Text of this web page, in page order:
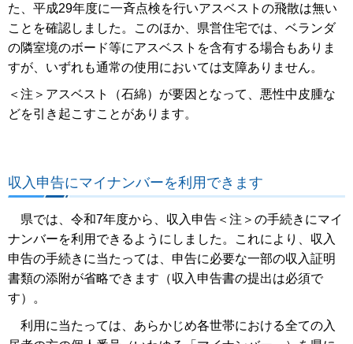
た、平成29年度に一斉点検を行いアスベストの飛散は無い
ことを確認しました。このほか、県営住宅では、ベランダ
の隣室境のボード等にアスベストを含有する場合もありま
すが、いずれも通常の使用においては支障ありません。
＜注＞アスベスト（石綿）が要因となって、悪性中皮腫な
どを引き起こすことがあります。
収入申告にマイナンバーを利用できます
県では、令和7年度から、収入申告＜注＞の手続きにマイ
ナンバーを利用できるようにしました。これにより、収入
申告の手続きに当たっては、申告に必要な一部の収入証明
書類の添附が省略できます（収入申告書の提出は必須で
す）。
利用に当たっては、あらかじめ各世帯における全ての入